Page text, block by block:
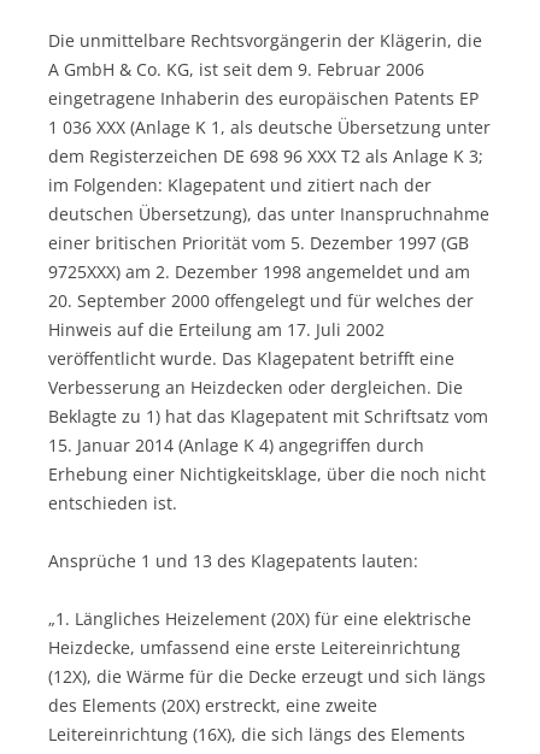
Die unmittelbare Rechtsvorgängerin der Klägerin, die
A GmbH & Co. KG, ist seit dem 9. Februar 2006
eingetragene Inhaberin des europäischen Patents EP
1 036 XXX (Anlage K 1, als deutsche Übersetzung unter
dem Registerzeichen DE 698 96 XXX T2 als Anlage K 3;
im Folgenden: Klagepatent und zitiert nach der
deutschen Übersetzung), das unter Inanspruchnahme
einer britischen Priorität vom 5. Dezember 1997 (GB
9725XXX) am 2. Dezember 1998 angemeldet und am
20. September 2000 offengelegt und für welches der
Hinweis auf die Erteilung am 17. Juli 2002
veröffentlicht wurde. Das Klagepatent betrifft eine
Verbesserung an Heizdecken oder dergleichen. Die
Beklagte zu 1) hat das Klagepatent mit Schriftsatz vom
15. Januar 2014 (Anlage K 4) angegriffen durch
Erhebung einer Nichtigkeitsklage, über die noch nicht
entschieden ist.
Ansprüche 1 und 13 des Klagepatents lauten:
„1. Längliches Heizelement (20X) für eine elektrische
Heizdecke, umfassend eine erste Leitereinrichtung
(12X), die Wärme für die Decke erzeugt und sich längs
des Elements (20X) erstreckt, eine zweite
Leitereinrichtung (16X), die sich längs des Elements